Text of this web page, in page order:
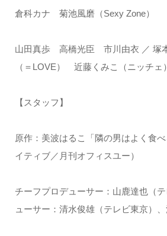
倉科カナ 菊池風磨（Sexy Zone）
山田真歩 高橋光臣 市川由衣 ／ 塚
（＝LOVE） 近藤くみこ（ニッチェ）
【スタッフ】
原作：美波はるこ「隣の男はよく食
イティブ／月刊オフィスユー）
チーフプロデューサー：山鹿達也（
ューサー：清水俊雄（テレビ東京）、